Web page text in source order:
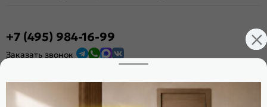
+7 (495) 984-16-99
Заказать звонок